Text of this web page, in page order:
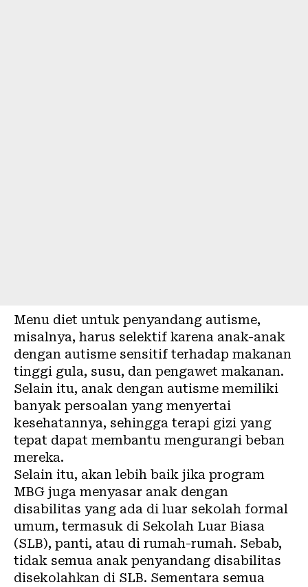
Menu diet untuk penyandang autisme,
misalnya, harus selektif karena anak-anak
dengan autisme sensitif terhadap makanan
tinggi gula, susu, dan pengawet makanan.
Selain itu, anak dengan autisme memiliki
banyak persoalan yang menyertai
kesehatannya, sehingga terapi gizi yang
tepat dapat membantu mengurangi beban
mereka.
Selain itu, akan lebih baik jika program
MBG juga menyasar anak dengan
disabilitas yang ada di luar sekolah formal
umum, termasuk di Sekolah Luar Biasa
(SLB), panti, atau di rumah-rumah. Sebab,
tidak semua anak penyandang disabilitas
disekolahkan di SLB. Sementara semua